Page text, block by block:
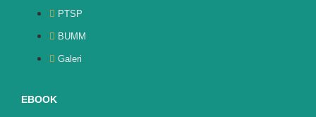
PTSP
BUMM
Galeri
EBOOK